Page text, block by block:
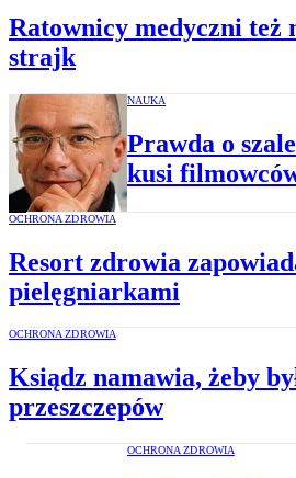
Ratownicy medyczni też
strajk
NAUKA
Prawda o
kusi
OCHRONA ZDROWIA
Resort zdrowia
pielęgniarkami
OCHRONA ZDROWIA
Ksiądz namawia, żeby
przeszczepów
OCHRONA ZDROWIA